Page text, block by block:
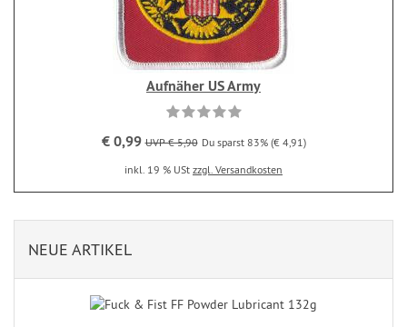
Aufnäher US Army
€ 0,99 UVP € 5,90 Du sparst 83% (€ 4,91)
inkl. 19 % USt zzgl. Versandkosten
NEUE ARTIKEL